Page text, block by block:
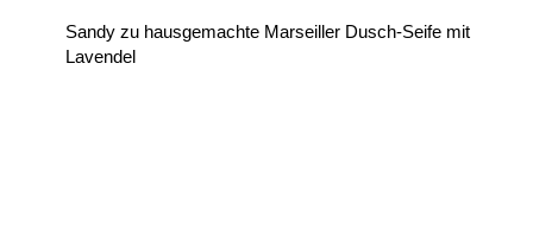
Sandy zu hausgemachte Marseiller Dusch-Seife mit
Lavendel